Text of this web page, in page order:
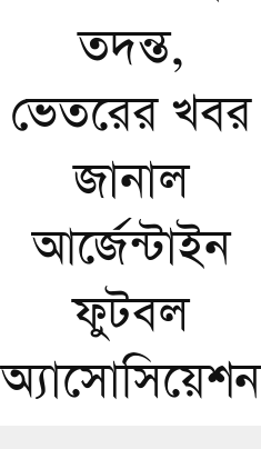
তদন্ত,
ভেতরের খবর
জানাল
আর্জেন্টাইন
ফুটবল
অ্যাসোসিয়েশন